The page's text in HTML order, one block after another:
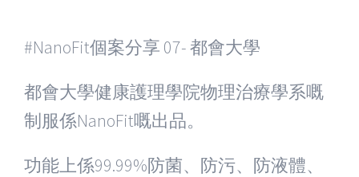
#NanoFit個案分享 07-都會大學
都會大學健康護理學院物理治療學系嘅
制服係NanoFit嘅出品。
功能上係99.99%防菌、防污、防液體、